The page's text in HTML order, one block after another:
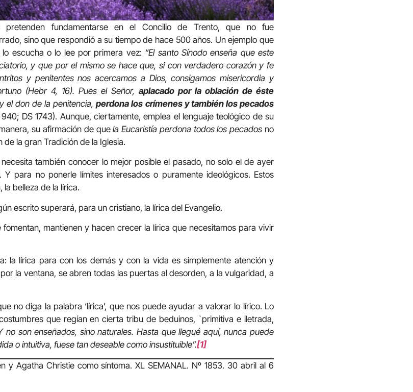
pretenden fundamentarse en el Concilio de Trento, que no fue
sino que respondió a su tiempo de hace 500 años. Un ejemplo que
escucha o lo lee por primera vez: “El santo Sínodo enseña que este
y que por el mismo se hace que, si con verdadero corazón y fe
y penitentes nos acercamos a Dios, consigamos misericordia y
(Hebr 4, 16). Pues el Señor, aplacado por la oblación de éste
el don de la penitencia,perdona los crímenes y también los pecados
940; DS 1743). Aunque, ciertamente, emplea el lenguaje teológico de su
su afirmación de quela Eucaristía perdona todos los pecados no
la gran Tradición de la Iglesia.
también conocer lo mejor posible el pasado, no solo el de ayer
Y para no ponerle límites interesados o puramente ideológicos. Estos
belleza de la lírica.
escrito superará, para un cristiano, la lírica del Evangelio.
mantienen y hacen crecer la lírica que necesitamos para vivir
la lírica para con los demás y con la vida es simplemente atención y
la ventana, se abren todas las puertas al desorden, a la vulgaridad, a
no diga la palabra ‘lírica’, que nos puede ayudar a valorar lo lírico. Lo
que regían en cierta tribu de beduinos, `primitiva e iletrada,
no son enseñados, sino naturales. Hasta que llegué aquí, nunca puede
o intuitiva, fuese tan deseable como insustituible”.[1]
y Agatha Christie como síntoma. XL SEMANAL. Nº 1853. 30 abril al 6